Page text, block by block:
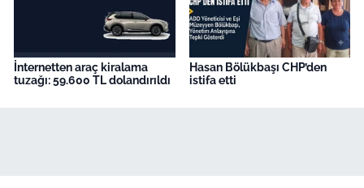
İnternetten araç kiralama
tuzağı: 59.600 TL dolandırıldı
Hasan Bölükbaşı CHP’den
istifa etti